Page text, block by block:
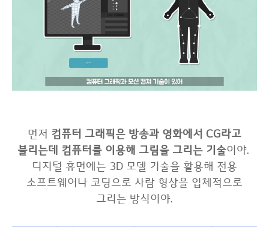
먼저 컴퓨터 그래픽은 방송과 영화에서 CG라고
불리는데 컴퓨터를 이용해 그림을 그리는 기술이야.
디지털 휴먼에는 3D 모델 기술을 활용해 전용
소프트웨어나 코딩으로 사람 형상을 입체적으로
그리는 방식이야.